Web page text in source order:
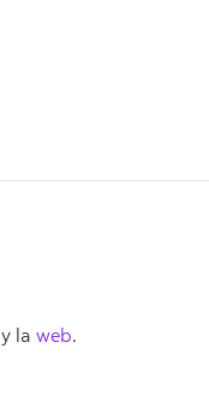
y la web.